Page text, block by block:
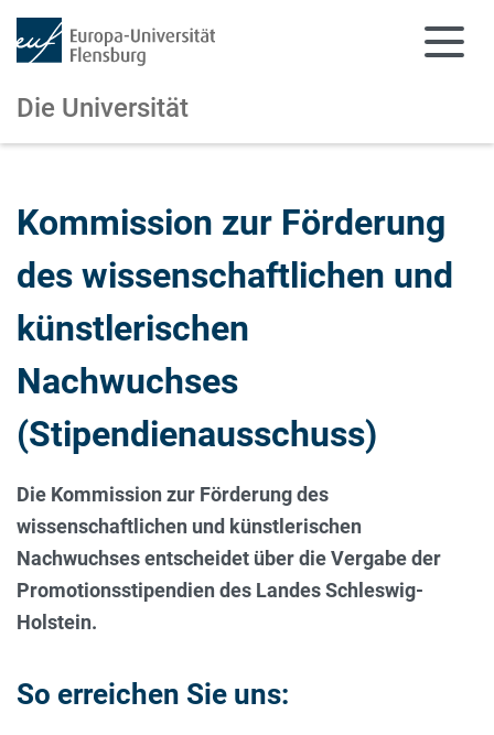
Die Universität
Kommission zur Förderung
des wissenschaftlichen und
künstlerischen
Nachwuchses
(Stipendienausschuss)
Die Kommission zur Förderung des
wissenschaftlichen und künstlerischen
Nachwuchses entscheidet über die Vergabe der
Promotionsstipendien des Landes Schleswig-
Holstein.
So erreichen Sie uns: